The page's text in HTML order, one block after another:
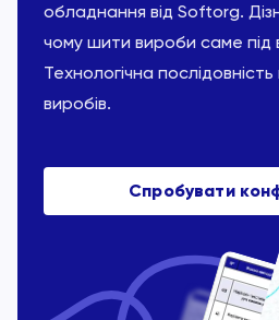
обладнання від Softorg.
чому шити вироби саме під
Технологічна
виробів.
Спробувати